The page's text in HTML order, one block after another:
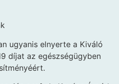
ugyanis elnyerte a Kiváló
díjat az egészségügyben